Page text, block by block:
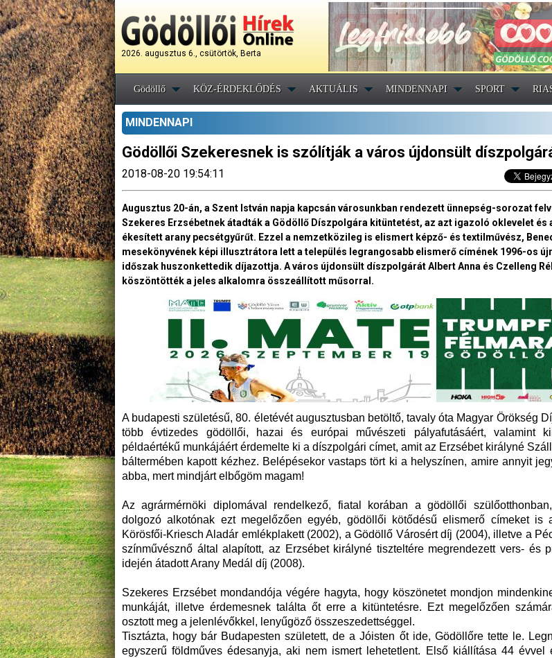
2026. augusztus 6., csütörtök, Berta
Gödöllő KÖZ-ÉRDEKLŐDÉS AKTUÁLIS MINDENNAPI SPORT
MINDENNAPI
Gödöllői Szekeresnek is szólítják a város újdonsült
2018-08-20 19:54:11
Augusztus 20-án, a Szent István napja kapcsán városunkban rendezett ünnepség-sorozat
Szekeres Erzsébetnek átadták a Gödöllő Díszpolgára kitüntetést, az azt igazoló oklevelet és
ékesített arany pecsétgyűrűt. Ezzel a nemzetközileg is elismert képző- és textilművész,
mesekönyvének képi illusztrátora lett a település legrangosabb elismerő címének 1996-os
időszak huszonkettedik díjazottja. A város újdonsült díszpolgárát Albert Anna és Czelleng
köszöntötték a jeles alkalomra összeállított műsorral.
A budapesti születésű, 80. életévét augusztusban betöltő, tavaly óta Magyar Örökség
több évtizedes gödöllői, hazai és európai művészeti pályafutásáért, valamint
példaértékű munkájáért érdemelte ki a díszpolgári címet, amit az Erzsébet királyné
báltermében kapott kézhez. Belépésekor vastaps tört ki a helyszínen, amire annyit
abba, mert mindjárt elbőgöm magam!
Az agrármérnöki diplomával rendelkező, fiatal korában a gödöllői
dolgozó alkotónak ezt megelőzően egyéb, gödöllői kötődésű elismerő címeket is
Körösfői-Kriesch Aladár emlékplakett (2002), a Gödöllő Városért díj (2004), illetve a
színművésznő által alapított, az Erzsébet királyné tiszteltére megrendezett vers- és
idején átadott Arany Medál díj (2008).
Szekeres Erzsébet mondandója végére hagyta, hogy köszönetet mondjon
munkáját, illetve érdemesnek találta őt erre a kitüntetésre. Ezt megelőzően
osztott meg a jelenlévőkkel, lenyűgöző összeszedettséggel.
Tisztázta, hogy bár Budapesten született, de a Jóisten őt ide, Gödöllőre tette le.
egyszerű földműves édesanyja, aki nem ismert lehetetlent. Első kiállítása 44 évvel